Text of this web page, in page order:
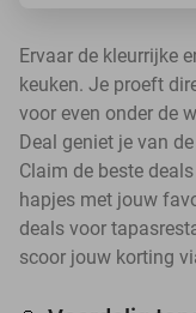
Ervaar de kleurrijke
keuken. Je proeft
voor even onder de
Deal geniet je van
Claim de beste
hapjes met jouw
deals voor
scoor jouw korting